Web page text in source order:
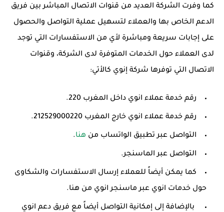
كما وفرت الشركة العديد من قنوات الاتصال المباشر بين فريق
الدعم الخاص بها والعملاء لتسهيل عملية التواصل والحصول
على إجابات سريعة ومباشرة لأي من الاستفسارات التي توجد
لدى العملاء حول الخدمات المتوفرة لدى الشركة، وقنوات
الاتصال التي توفرها شركة إنوي كالأتي:
رقم خدمة عملاء انوي داخل المغرب 220.
رقم خدمة عملاء انوي خارج المغرب 212529000220.
التواصل عبر تطبيق الواتساب من هنا.
التواصل عبر الماسنجر.
كما يمكن أيضاً للعملاء إرسال الاستفسارات والشكاوى
حول خدمات انوي عبر ماسنجر انوي من هنا.
بالإضافة إلى إمكانية التواصل أيضاً مع فريق دعم انوي